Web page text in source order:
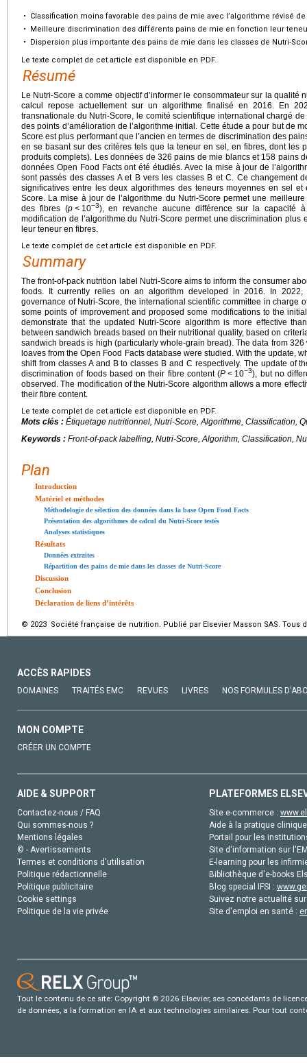
•
Classification moins favorable des pains de mie avec l’algorithme révisé
•
Meilleure discrimination des différents pains de mie en fonction leur
•
Dispersion plus importante des pains de mie dans les classes de Nutri-
Le texte complet de cet article est disponible en PDF.
Résumé
Le Nutri-Score a comme objectif d’informer le consommateur sur la qualité
calcul repose actuellement sur un algorithme finalisé en 2016. En
transnationale du Nutri-Score, le comité scientifique international chargé
des points d’amélioration de l’algorithme initial. Cette étude a pour but de
Score est plus performant que l’ancien en termes de discrimination des
en se basant sur des critères tels que la teneur en sel, en fibres, dont les
produits complets). Les données de 326 pains de mie blancs et 158 pains
données Open Food Facts ont été étudiés. Avec la mise à jour de
sont passés des classes A et B vers les classes B et C. Ce changement
significatives entre les deux algorithmes des teneurs moyennes en sel
Score. La mise à jour de l’algorithme du Nutri-Score permet une
des fibres (p < 10−3), en revanche aucune différence sur la capacité
modification de l’algorithme du Nutri-Score permet une discrimination
leur teneur en fibres.
Le texte complet de cet article est disponible en PDF.
Summary
The front-of-pack nutrition label Nutri-Score aims to inform the consumer
foods. It currently relies on an algorithm developed in 2016. In
governance of Nutri-Score, the international scientific committee in charge
some points of improvement and proposed some modifications to the
demonstrate that the updated Nutri-Score algorithm is more effective
between sandwich breads based on their nutritional quality, based on
sandwich breads is high (particularly whole-grain bread). The data from
loaves from the Open Food Facts database were studied. With the update,
shift from classes A and B to classes B and C respectively. The update of
discrimination of foods based on their fibre content (P < 10−3), but no
observed. The modification of the Nutri-Score algorithm allows a more
their fibre content.
Le texte complet de cet article est disponible en PDF.
Mots clés : Étiquetage nutritionnel, Nutri-Score, Algorithme, Classification,
Keywords : Front-of-pack labelling, Nutri-Score, Algorithm, Classification,
Plan
Introduction
Matériel et méthodes
Méthodologie de sélection des données dans la base Open Food Facts
Présentation des algorithmes de calcul du Nutri-Score testés
Analyses statistiques
Résultats
Données extraites
Répartition des pains de mie dans les classes de Nutri-Score
Discussion
Conclusion
Déclaration de liens d’intérêts
© 2023 Société française de nutrition. Publié par Elsevier Masson SAS. Tous
ACCÈS RAPIDES
DOMAINES TRAITÉS EMC REVUES LIVRES NOS FORMULES
MON COMPTE
CRÉER UN COMPTE
AIDE & SUPPORT
Contactez-nous / FAQ
Qui sommes-nous ?
Mentions légales
© - Avertissements
Termes et conditions d'utilisation
Politique rédactionnelle
Politique publicitaire
Cookie settings
Politique de la vie privée
PLATEFORMES
Site e-commerce :
Aide à la pratique
Portail pour les
Site d'information sur
E-learning pour les
Bibliothèque d'e-books
Blog special IFSI :
Suivez notre actualité
Site d'emploi en santé :
Tout le contenu de ce site: Copyright © 2026 Elsevier, ses concédants de
de données, a la formation en IA et aux technologies similaires. Pour tout